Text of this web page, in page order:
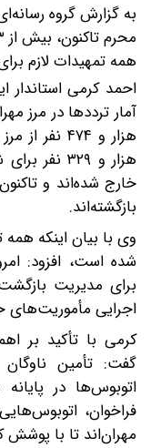
به گزارش گروه
همه تمهیدات لازم
احمد کرمی استاندار
هزار و ۳۲۹
بازگشته‌اند.
وی با بیان اینکه
شده است، افزود:
برای مدیریت
اجرایی مأموریت‌های
کرمی با تأکید بر
گفت: تأمین
اتوبوس‌ها در
فراخوان،
مهران‌اند تا با پوشش